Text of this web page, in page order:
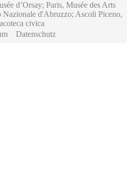
d’Orsay; Paris, Musée des Arts
d'Abruzzo; Ascoli Piceno,
civica
Datenschutz